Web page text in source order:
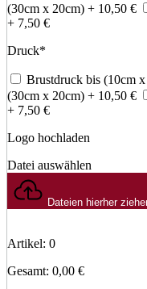
(30cm x 20cm) + 10,50 €
+ 7,50 €
Druck*
Brustdruck bis (10cm
(30cm x 20cm) + 10,50 €
+ 7,50 €
Logo hochladen
Datei auswählen
Dateien hierher
Artikel: 0
Gesamt: 0,00 €